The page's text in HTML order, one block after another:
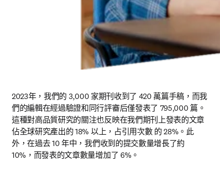
2023年，我們的 3,000 家期刊收到了 420 萬篇手稿，而我
們的編輯在經過驗證和同行評審后僅發表了 795,000 篇。
這種對高品質研究的關注也反映在我們期刊上發表的文章
佔全球研究產出的 18% 以上，占引用次數 的 28%。此
外，在過去 10 年中，我們收到的提交數量增長了約
10%，而發表的文章數量增加了 6%。